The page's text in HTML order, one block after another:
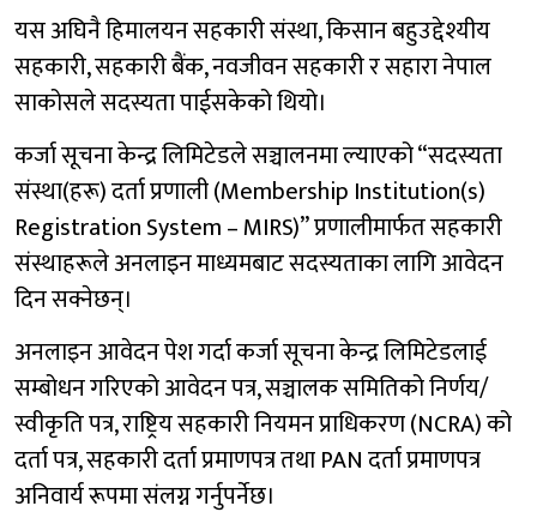
यस अघिनै हिमालयन सहकारी संस्था, किसान बहुउद्देश्यीय
सहकारी, सहकारी बैंक, नवजीवन सहकारी र सहारा नेपाल
साकोसले सदस्यता पाईसकेको थियो।
कर्जा सूचना केन्द्र लिमिटेडले सञ्चालनमा ल्याएको “सदस्यता
संस्था(हरू) दर्ता प्रणाली (Membership Institution(s)
Registration System – MIRS)” प्रणालीमार्फत सहकारी
संस्थाहरूले अनलाइन माध्यमबाट सदस्यताका लागि आवेदन
दिन सक्नेछन्।
अनलाइन आवेदन पेश गर्दा कर्जा सूचना केन्द्र लिमिटेडलाई
सम्बोधन गरिएको आवेदन पत्र, सञ्चालक समितिको निर्णय/
स्वीकृति पत्र, राष्ट्रिय सहकारी नियमन प्राधिकरण (NCRA) को
दर्ता पत्र, सहकारी दर्ता प्रमाणपत्र तथा PAN दर्ता प्रमाणपत्र
अनिवार्य रूपमा संलग्न गर्नुपर्नेछ।